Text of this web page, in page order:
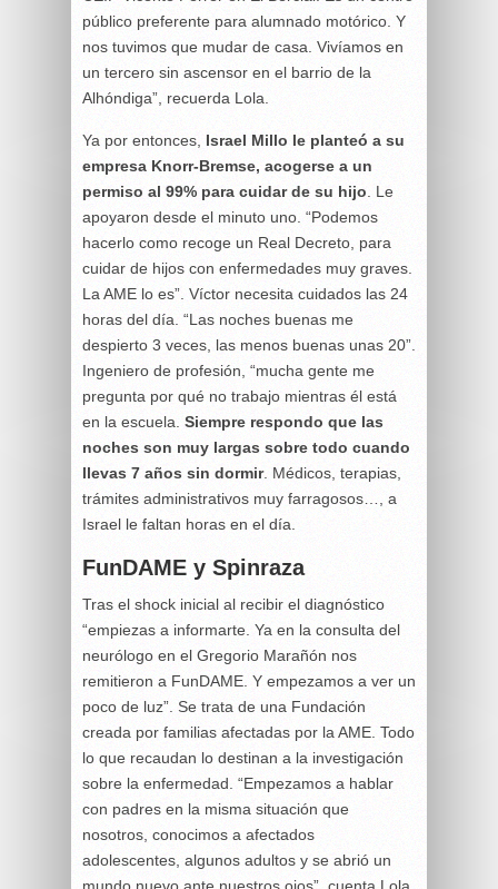
público preferente para alumnado motórico. Y
nos tuvimos que mudar de casa. Vivíamos en
un tercero sin ascensor en el barrio de la
Alhóndiga”, recuerda Lola.
Ya por entonces, Israel Millo le planteó a su
empresa Knorr-Bremse, acogerse a un
permiso al 99% para cuidar de su hijo . Le
apoyaron desde el minuto uno. “Podemos
hacerlo como recoge un Real Decreto, para
cuidar de hijos con enfermedades muy graves.
La AME lo es”. Víctor necesita cuidados las 24
horas del día. “Las noches buenas me
despierto 3 veces, las menos buenas unas 20”.
Ingeniero de profesión, “mucha gente me
pregunta por qué no trabajo mientras él está
en la escuela. Siempre respondo que las
noches son muy largas sobre todo cuando
llevas 7 años sin dormir. Médicos, terapias,
trámites administrativos muy farragosos…, a
Israel le faltan horas en el día.
FunDAME y Spinraza
Tras el shock inicial al recibir el diagnóstico
“empiezas a informarte. Ya en la consulta del
neurólogo en el Gregorio Marañón nos
remitieron a FunDAME. Y empezamos a ver un
poco de luz”. Se trata de una Fundación
creada por familias afectadas por la AME. Todo
lo que recaudan lo destinan a la investigación
sobre la enfermedad. “Empezamos a hablar
con padres en la misma situación que
nosotros, conocimos a afectados
adolescentes, algunos adultos y se abrió un